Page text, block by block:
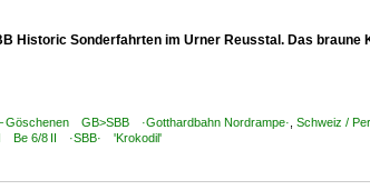
Historic Sonderfahrten im Urner Reusstal. Das braune
Göschenen GB>SBB ·Gotthardbahn Nordrampe· Schweiz /
II Be 6/8 II ·SBB· 'Krokodil'